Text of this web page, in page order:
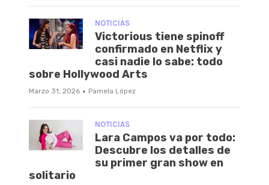
NOTICIAS
Victorious tiene spinoff
confirmado en Netflix y
casi nadie lo sabe: todo
sobre Hollywood Arts
Marzo 31, 2026 · Pamela López
NOTICIAS
Lara Campos va por todo:
Descubre los detalles de
su primer gran show en
solitario